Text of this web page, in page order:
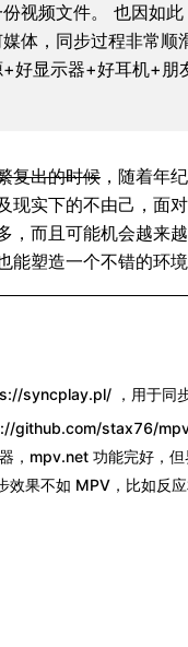
视频文件。 也因如
体，同步过程非常顺
好显示器+好耳机+朋
复出的时候 ，随着年
现实下的不由己，面
，而且可能机会越来
能塑造一个不错的环境
syncplay.pl/ ，用于同步
github.com/stax76/
，mpv.net 功能完好，但
效果不如 MPV，比如反